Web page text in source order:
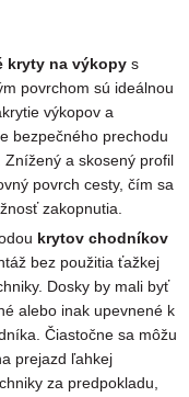
kryty na výkopy s
povrchom sú ideálnou
výkopov a
bezpečného prechodu
Znížený a skosený profil
povrch cesty, čím sa
zakopnutia.
krytov chodníkov
bez použitia ťažkej
Dosky by mali byť
alebo inak upevnené k
Čiastočne sa môžu
prejazd ľahkej
za predpokladu,